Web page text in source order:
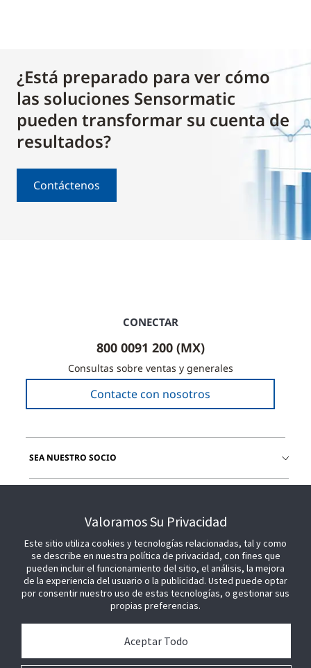
¿Está preparado para ver cómo
las soluciones Sensormatic
pueden transformar su cuenta de
resultados?
Contáctenos
CONECTAR
800 0091 200 (MX)
Consultas sobre ventas y generales
Contacte con nosotros
SEA NUESTRO SOCIO
Valoramos Su Privacidad
Este sitio utiliza cookies y tecnologías relacionadas, tal y como
se describe en nuestra política de privacidad, con fines que
pueden incluir el funcionamiento del sitio, el análisis, la mejora
de la experiencia del usuario o la publicidad. Usted puede optar
por consentir nuestro uso de estas tecnologías, o gestionar sus
propias preferencias.
Aceptar Todo